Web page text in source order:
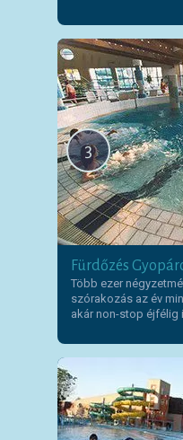
3
Fürdőzés
Több ezer
szórakozás az év
akár non-stop éjfélig